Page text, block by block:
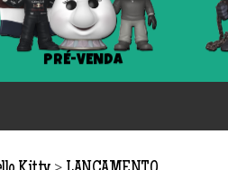
PRÉ-VENDA